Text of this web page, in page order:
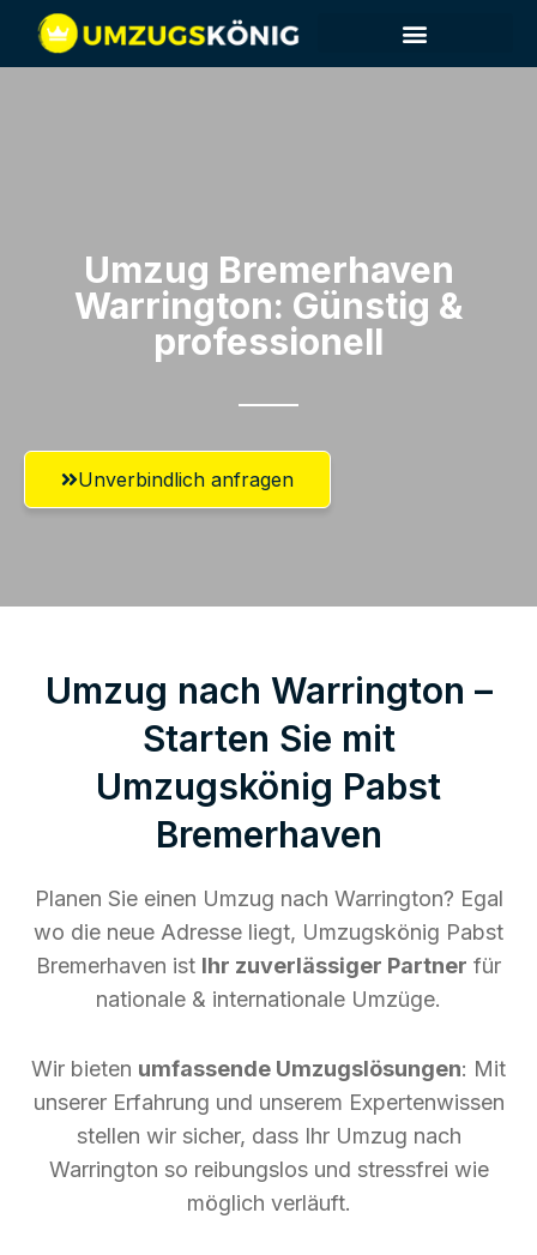
Umzug Bremerhaven​
Warrington: Günstig &
professionell​
Unverbindlich anfragen
Umzug nach Warrington –
Starten Sie mit
Umzugskönig Pabst
Bremerhaven
Planen Sie einen Umzug nach Warrington? Egal
wo die neue Adresse liegt, Umzugskönig Pabst
Bremerhaven ist Ihr zuverlässiger Partner für
nationale & internationale Umzüge.
Wir bieten umfassende Umzugslösungen: Mit
unserer Erfahrung und unserem Expertenwissen
stellen wir sicher, dass Ihr Umzug nach
Warrington so reibungslos und stressfrei wie
möglich verläuft.